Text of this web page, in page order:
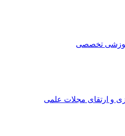
تخصصی
و ارتقای مجلات علمی